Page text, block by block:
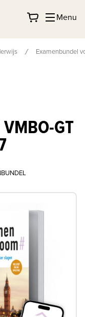
Menu
Examenbundel
GT